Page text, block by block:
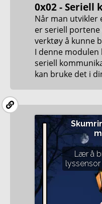
0x02 - Seriell
Når man utvikler
er seriell
verktøy å kunne
I denne
seriell
kan bruke det i
Lær å